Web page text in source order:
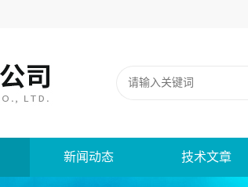
新闻动态 技术文章